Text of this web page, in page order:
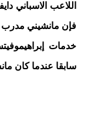
اللاعب الاسباني
فإن مانشيني
خدمات
سابقا عندما كان